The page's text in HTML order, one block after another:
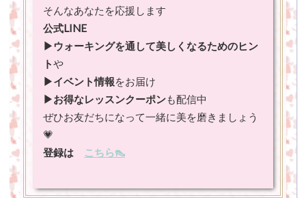
そんなあなたを応援します
公式LINE
▶ウォーキングを通して美しくなるためのヒン
トや
▶イベント情報をお届け
▶お得なレッスンクーポンも配信中
ぜひお友だちになって一緒に美を磨きましょう
💗
登録は
こちら👠